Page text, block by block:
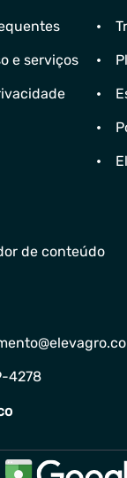
e serviços
de conteúdo
4278